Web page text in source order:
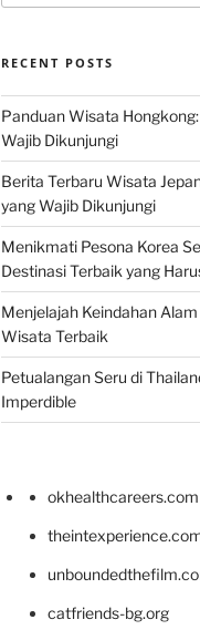
RECENT POSTS
Panduan Wisata
Wajib Dikunjungi
Berita Terbaru Wisata
yang Wajib Dikunjungi
Menikmati Pesona Korea
Destinasi Terbaik yang
Menjelajah Keindahan
Wisata Terbaik
Petualangan Seru di
Imperdible
okhealthcareers.com
catfriends-bg.org